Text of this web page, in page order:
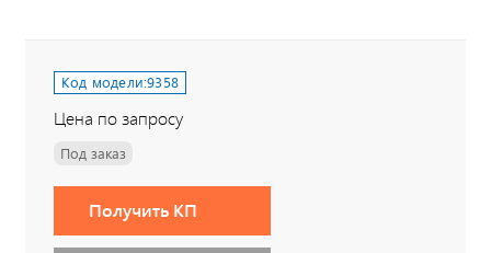
Код модели:9358
Цена по запросу
Под заказ
Получить КП